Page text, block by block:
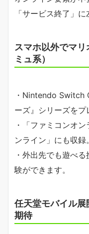
「サービス終了」
スマホ以外でマ
ミュ系）
・Nintendo Switch
ーズ』シリーズをプ
・「ファミコンオ
ンライン」にも収録。
・外出先でも遊べ
験ができます。
任天堂モバイル
期待